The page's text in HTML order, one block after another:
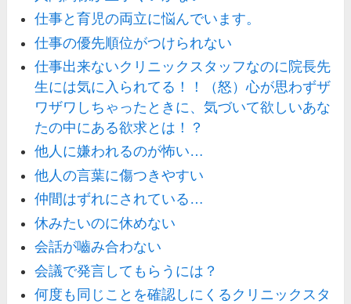
仕事と育児の両立に悩んでいます。
仕事の優先順位がつけられない
仕事出来ないクリニックスタッフなのに院長先
生には気に入られてる！！（怒）心が思わずザ
ワザワしちゃったときに、気づいて欲しいあな
たの中にある欲求とは！？
他人に嫌われるのが怖い…
他人の言葉に傷つきやすい
仲間はずれにされている…
休みたいのに休めない
会話が嚙み合わない
会議で発言してもらうには？
何度も同じことを確認しにくるクリニックスタ